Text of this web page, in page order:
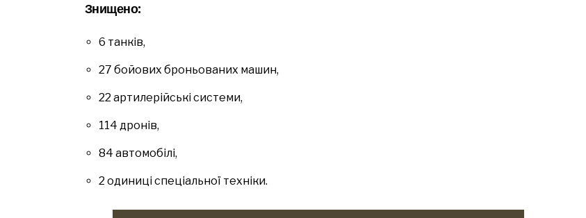
Знищено:
6 танків,
27 бойових броньованих машин,
22 артилерійські системи,
114 дронів,
84 автомобілі,
2 одиниці спеціальної техніки.